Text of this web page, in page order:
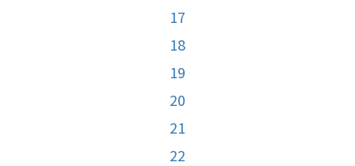
17
18
19
20
21
22